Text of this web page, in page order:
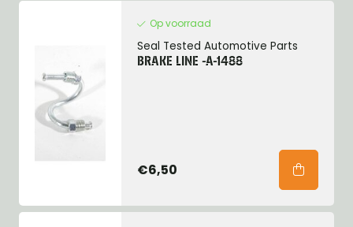
Op voorraad
Seal Tested Automotive Parts
BRAKE LINE -A-1488
€6,50